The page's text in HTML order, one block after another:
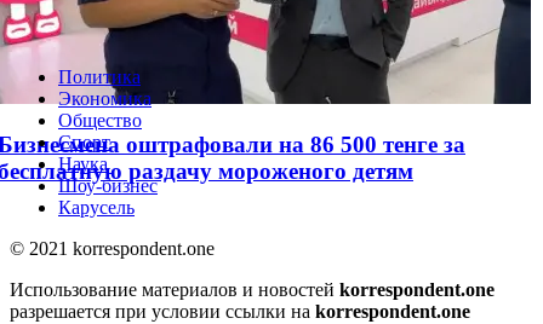
оштрафовали на 86 500 тенге за
раздачу мороженого детям
Политика
Экономика
Общество
Спорт
Наука
Шоу-бизнес
Карусель
© 2021 korrespondent.one
Использование материалов и новостей korrespondent.one
разрешается при условии ссылки на korrespondent.one